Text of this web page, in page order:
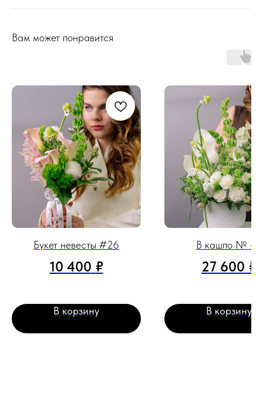
Вам может понравится
Букет невесты #26
10 400 ₽
В корзину
В кашпо № 43
27 600 ₽
В корзину